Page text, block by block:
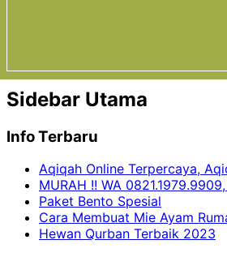
Sidebar Utama
Info Terbaru
Aqiqah Online Terpercaya,
MURAH !! WA
Paket Bento Spesial
Cara Membuat Mie Ayam
Hewan Qurban Terbaik 2023